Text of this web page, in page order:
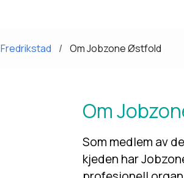
Fredrikstad Om Jobzone Østfold
Om
Som medlem av
kjeden har